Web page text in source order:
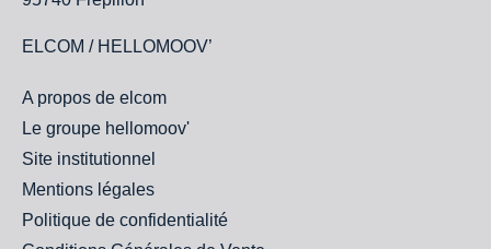
ELCOM / HELLOMOOV’
A propos de elcom
Le groupe hellomoov'
Site institutionnel
Mentions légales
Politique de confidentialité